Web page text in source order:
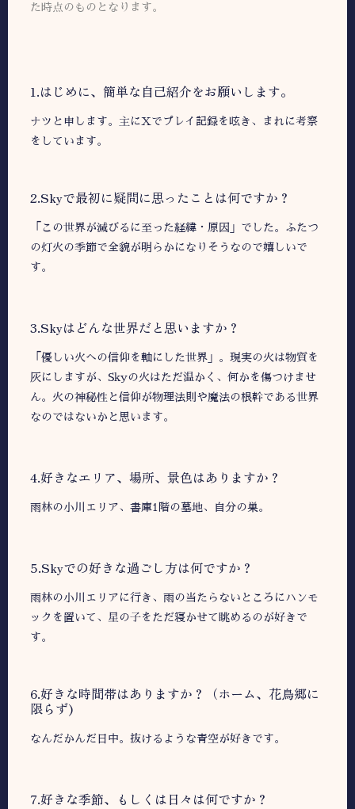
た時点のものとなります。
1.はじめに、簡単な自己紹介をお願いします。
ナツと申します。主にXでプレイ記録を呟き、まれに考察
をしています。
2.︎︎︎Skyで最初に疑問に思ったことは何ですか？
「この世界が滅びるに至った経緯・原因」でした。ふたつ
の灯火の季節で全貌が明らかになりそうなので嬉しいで
す。
︎︎︎3.Skyはどんな世界だと思いますか？
「優しい火への信仰を軸にした世界」。現実の火は物質を
灰にしますが、Skyの火はただ温かく、何かを傷つけませ
ん。火の神秘性と信仰が物理法則や魔法の根幹である世界
なのではないかと思います。
︎︎︎4.好きなエリア、場所、景色はありますか？
雨林の小川エリア、書庫1階の墓地、自分の巣。
5.Skyでの好きな過ごし方は何ですか？
雨林の小川エリアに行き、雨の当たらないところにハンモ
ックを置いて、星の子をただ寝かせて眺めるのが好きで
す。
︎︎︎6.好きな時間帯はありますか？（ホーム、花鳥郷に
限らず)
なんだかんだ日中。抜けるような青空が好きです。
7.好きな季節、もしくは日々は何ですか？